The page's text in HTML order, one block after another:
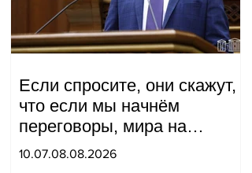
Если спросите, они скажут,
что если мы начнём
переговоры, мира на
границе не будет, начнётся
10.07.08.08.2026